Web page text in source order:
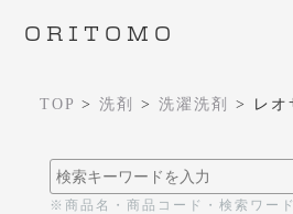
ORITOMO
TOP > 洗剤 > 洗濯洗剤 > レ
※商品名・商品コード・検索ワー